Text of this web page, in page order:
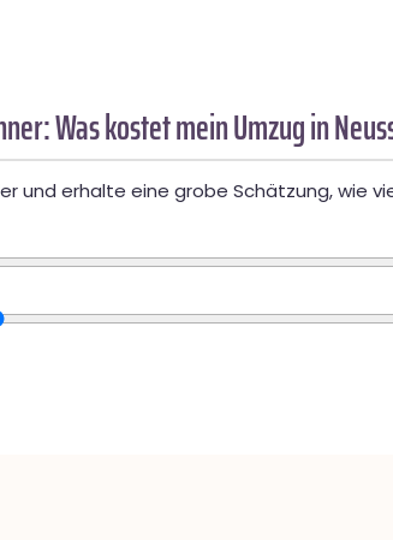
Was kostet mein Umzug in
und erhalte eine grobe Schätzung, wie